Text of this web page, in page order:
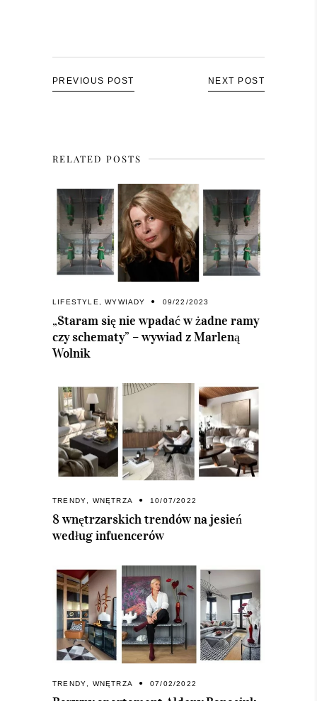
PREVIOUS POST NEXT POST
RELATED POSTS
LIFESTYLE ,WYWIADY 09/22/2023
„Staram się nie wpadać w żadne ramy
czy schematy” – wywiad z Marleną
Wolnik
TRENDY, WNĘTRZA 10/07/2022
8 wnętrzarskich trendów na jesień
według infuencerów
TRENDY WNĘTRZA 07/02/2022